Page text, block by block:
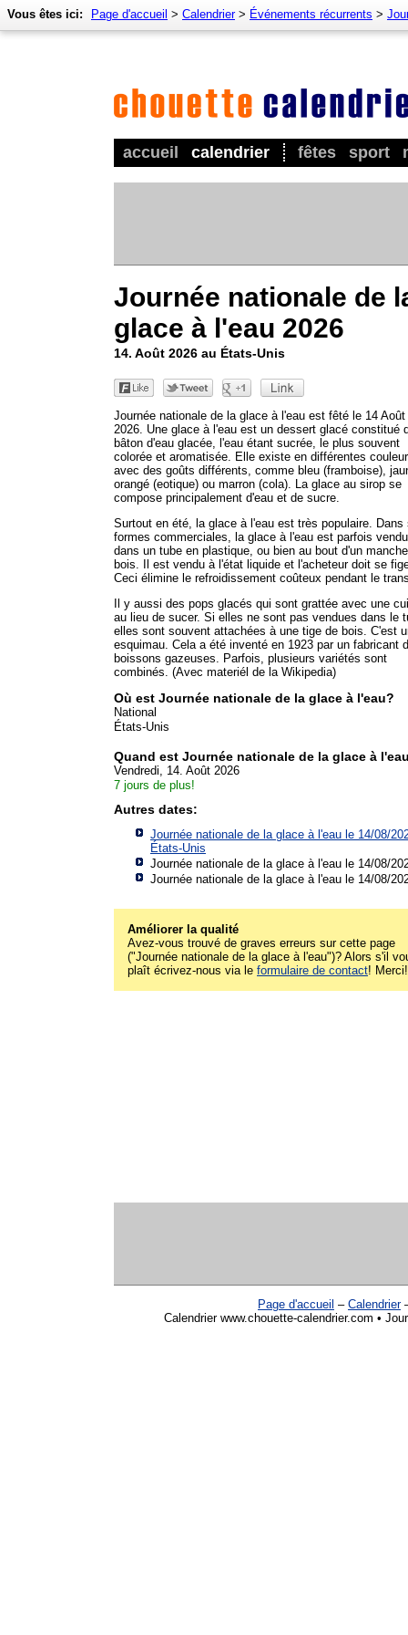
accueil calendrier fêtes sport
Vous êtes ici: Page d'accueil > Calendrier> Événements récurrents >
Journée nationale de
glace à l'eau 2026
14. Août 2026 au États-Unis
Journée nationale de la glace à l'eau est fêté le 14 Août
2026. Une glace à l'eau est un dessert glacé constitué
bâton d'eau glacée, l'eau étant sucrée, le plus souvent
colorée et aromatisée. Elle existe en différentes
avec des goûts différents, comme bleu (framboise),
orangé (eotique) ou marron (cola). La glace au sirop se
compose principalement d'eau et de sucre.
Surtout en été, la glace à l'eau est très populaire. Dans
formes commerciales, la glace à l'eau est parfois
dans un tube en plastique, ou bien au bout d'un
bois. Il est vendu à l'état liquide et l'acheteur doit se
Ceci élimine le refroidissement coûteux pendant le
Il y aussi des pops glacés qui sont grattée avec une
au lieu de sucer. Si elles ne sont pas vendues dans le
elles sont souvent attachées à une tige de bois. C'est
esquimau. Cela a été inventé en 1923 par un fabricant
boissons gazeuses. Parfois, plusieurs variétés sont
combinés. (Avec materiél de la Wikipedia)
Où est Journée nationale de la glace à l'eau?
National
États-Unis
Quand est Journée nationale de la glace à
Vendredi, 14. Août 2026
7 jours de plus!
Autres dates:
Journée nationale de la glace à l'eau le 14/08/
États-Unis
Journée nationale de la glace à l'eau le 14/08/
Journée nationale de la glace à l'eau le 14/08/
Améliorer la qualité
Avez-vous trouvé de graves erreurs sur cette page
("Journée nationale de la glace à l'eau")? Alors s'il
plaît écrivez-nous via le formulaire de contact! Merci!
Page d'accueil – Calendrier
Calendrier www.chouette-calendrier.com •